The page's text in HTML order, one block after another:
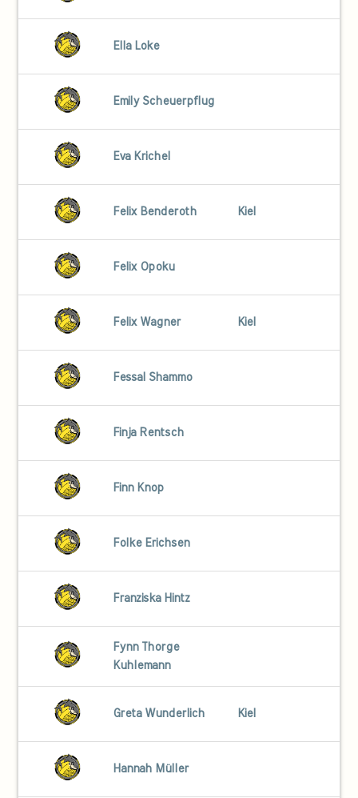
Ella Loke
Emily Scheuerpflug
Eva Krichel
Felix Benderoth Kiel
Felix Opoku
Felix Wagner Kiel
Fessal Shammo
Finja Rentsch
Finn Knop
Folke Erichsen
Franziska Hintz
Fynn Thorge
Kuhlemann
Greta Wunderlich Kiel
Hannah Müller